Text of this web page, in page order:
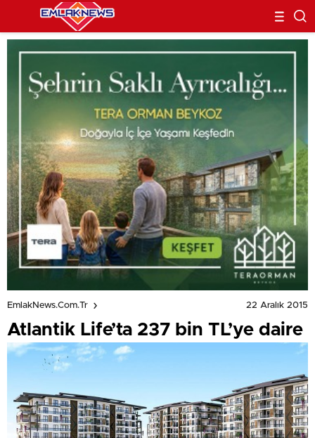
EmlakNews.com.tr 22 Aralık 2015
Atlantik Life’ta 237 bin TL’ye daire